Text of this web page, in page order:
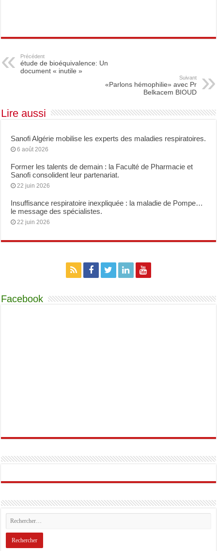
Précédent
étude de bioéquivalence: Un
document « inutile »
Suivant
«Parlons hémophilie» avec Pr
Belkacem BIOUD
Lire aussi
Sanofi Algérie mobilise les experts des maladies respiratoires.
6 août 2026
Former les talents de demain : la Faculté de Pharmacie et
Sanofi consolident leur partenariat.
22 juin 2026
Insuffisance respiratoire inexpliquée : la maladie de Pompe…
le message des spécialistes.
22 juin 2026
Facebook